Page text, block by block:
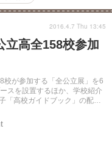
小学校受験
人気記事
立高全158校参加
が参加する「全公立展」を6
スを設置するほか、学校紹介
「高校ガイドブック」の配布
2016.4.7 Thu 13:45